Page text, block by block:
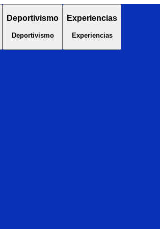
Deportivismo
Deportivismo
Experiencias
Experiencias